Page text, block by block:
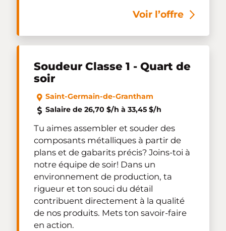
Voir l’offre
Soudeur Classe 1 - Quart de
soir
Saint-Germain-de-Grantham
Salaire de 26,70 $/h à 33,45 $/h
Tu aimes assembler et souder des
composants métalliques à partir de
plans et de gabarits précis? Joins-toi à
notre équipe de soir! Dans un
environnement de production, ta
rigueur et ton souci du détail
contribuent directement à la qualité
de nos produits. Mets ton savoir-faire
en action.